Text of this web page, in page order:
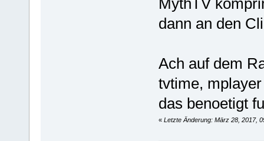
MythTV
dann an den
Ach auf dem
tvtime,
das benoetigt
« Letzte Änderung: März 28, 2017,